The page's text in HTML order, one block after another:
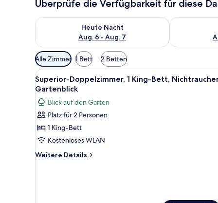
Überprüfe die Verfügbarkeit für diese
Heute Nacht
Aug. 6 - Aug. 7
Überprüfe die Verfügbarkeit für heute Nacht, Aug. 6
Überprüfe
Verfügbare
Filter
für
Zimmer
Alle Zimmer 1 Bett 2 Betten
Alle
Fotos
für
Superior-
Doppelzimmer,
1 King-
Bett,
Nichtraucher,
Superior-Doppelzimmer, 1
5
Superior-Doppelzimmer, 1 King-Bett,
Gartenblick
Blick auf den Garten
Platz für 2 Personen
1 King-Bett
Kostenloses WLAN
Weitere Details
Weitere